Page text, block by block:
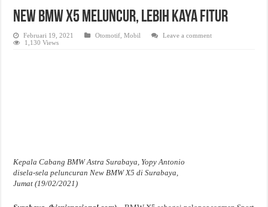
Dibutuhkan Marketing. Lamaran di-email ke redaksi@bisnisnasional.com
New BMW X5 Meluncur, Lebih Kaya Fitur
Februari 19, 2021 Otomotif ,Mobil
Leave a comment
1,130 Views
Kepala Cabang BMW Astra Surabaya, Yopy Antonio
disela-sela peluncuran New BMW X5 di Surabaya,
Jumat (19/02/2021)